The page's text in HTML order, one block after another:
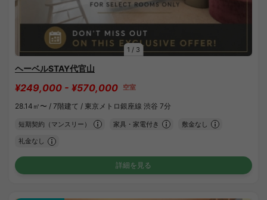
1 / 3
ヘーベルSTAY代官山
¥249,000 - ¥570,000 空室
28.14㎡〜 / 7階建て / 東京メトロ銀座線 渋谷 7分
短期契約（マンスリー） 家具・家電付き 敷金なし
礼金なし
詳細を見る